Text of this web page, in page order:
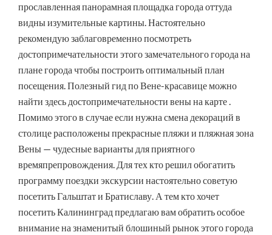
прославленная панорамная площадка города оттуда
видны изумительные картины. Настоятельно
рекомендую заблаговременно посмотреть
достопримечательности этого замечательного города на
плане города чтобы построить оптимальный план
посещения. Полезный гид по Вене-красавице можно
найти здесь достопримечательности вены на карте .
Помимо этого в случае если нужна смена декораций в
столице расположены прекрасные пляжи и пляжная зона
Вены — чудесные варианты для приятного
времяпрепровождения. Для тех кто решил обогатить
программу поездки экскурсии настоятельно советую
посетить Гальштат и Братиславу. А тем кто хочет
посетить Калининград предлагаю вам обратить особое
внимание на знаменитый блошиный рынок этого города